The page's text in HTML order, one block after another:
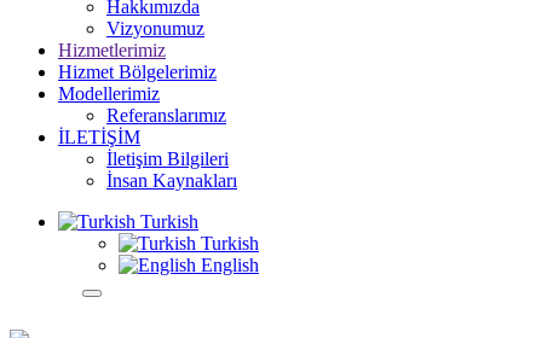
Hakkımızda
Vizyonumuz
Hizmetlerimiz
Hizmet Bölgelerimiz
Modellerimiz
Referanslarımız
İLETİŞİM
İletişim Bilgileri
İnsan Kaynakları
Turkish
Turkish
English